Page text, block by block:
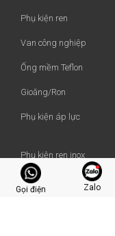
Phụ kiện ren
Van công nghiệp
Ống mềm Teflon
Gioăng/Ron
Phụ kiện áp lực
Phụ kiện ren inox
Phụ kiện ren thép
Gọi điện Zalo